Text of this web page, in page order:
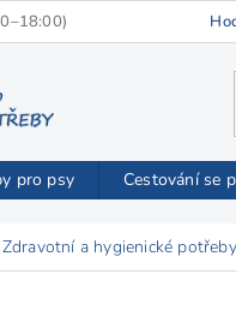
pro psy Cestování se
Zdravotní a hygienické potřeby